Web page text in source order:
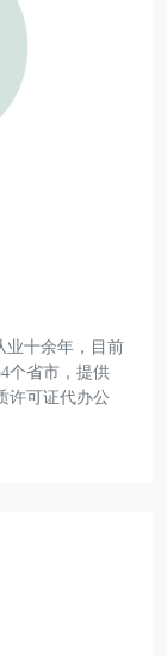
业十余年，目前
个省市，提供
许可证代办公